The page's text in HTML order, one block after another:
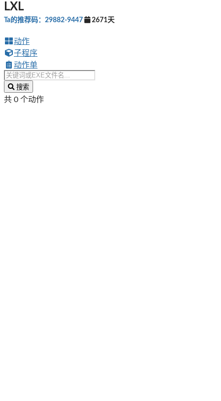
LXL
Ta的推荐码：29882-9447 2671天
动作
子程序
动作单
搜索
共 0 个动作